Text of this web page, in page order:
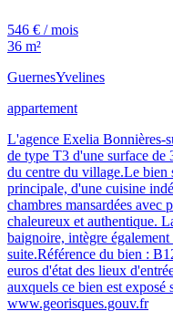
546 € / mois
36 m²
GuernesYvelines
appartement
L'agence Exelia Bonnières-
de type T3 d'une surface de
du centre du village.Le bien
principale, d'une cuisine
chambres mansardées avec
chaleureux et authentique.
baignoire, intègre
suite.Référence du bien :
euros d'état des lieux
auxquels ce bien est exposé
www.georisques.gouv.fr